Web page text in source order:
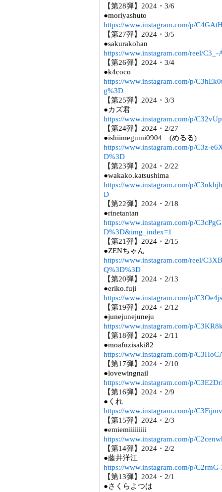
【第28弾】2024・3/6
●moriyashuto
https://www.instagram.com/p/
【第27弾】2024・3/5
●sakurakohan
https://www.instagram.com/reel/C3_-
【第26弾】2024・3/4
●k4coco
https://www.instagram.com/p/
g%3D
【第25弾】2024・3/3
●カズ君
https://www.instagram.com/p/
【第24弾】2024・2/27
●ishiimegumi0904 (めるる)
https://www.instagram.com/p/C3z-
D%3D
【第23弾】2024・2/22
●wakako.katsushima
https://www.instagram.com/p/
D
【第22弾】2024・2/18
●rinetantan
https://www.instagram.com/p/
D%3D&img_index=1
【第21弾】2024・2/15
●ZENちゃん
https://www.instagram.com/reel/
Q%3D%3D
【第20弾】2024・2/13
●eriko.fuji
https://www.instagram.com/p/
【第19弾】2024・2/12
●junejunejuneju
https://www.instagram.com/p/
【第18弾】2024・2/11
●moafuzisaki82
https://www.instagram.com/p/
【第17弾】2024・2/10
●lovewingnail
https://www.instagram.com/p/
【第16弾】2024・2/9
●くれ
https://www.instagram.com/p/
【第15弾】2024・2/3
●emiemiiiiiiiii
https://www.instagram.com/p/
【第14弾】2024・2/2
●藤井洋江
https://www.instagram.com/p/C2rmG-
【第13弾】2024・2/1
●さくらよつは